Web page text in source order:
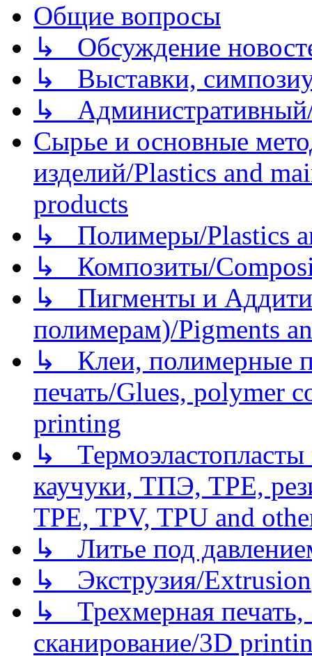
Общие вопросы
↳ Обсуждение
↳ Выставки,
↳
Сырье и основные
изделий/Plastics and
products
↳ Полимеры/Plastics
↳ Композиты/
↳ Пигменты и
полимерам)/Pigments
↳ Клеи, полимерные
печать/Glues, polymer
printing
↳
каучуки, ТПЭ, TPE,
TPE, TPV, TPU and
↳ Литье под
↳ Экструзия/Extrusion
↳ Трехмерная
сканирование/3D